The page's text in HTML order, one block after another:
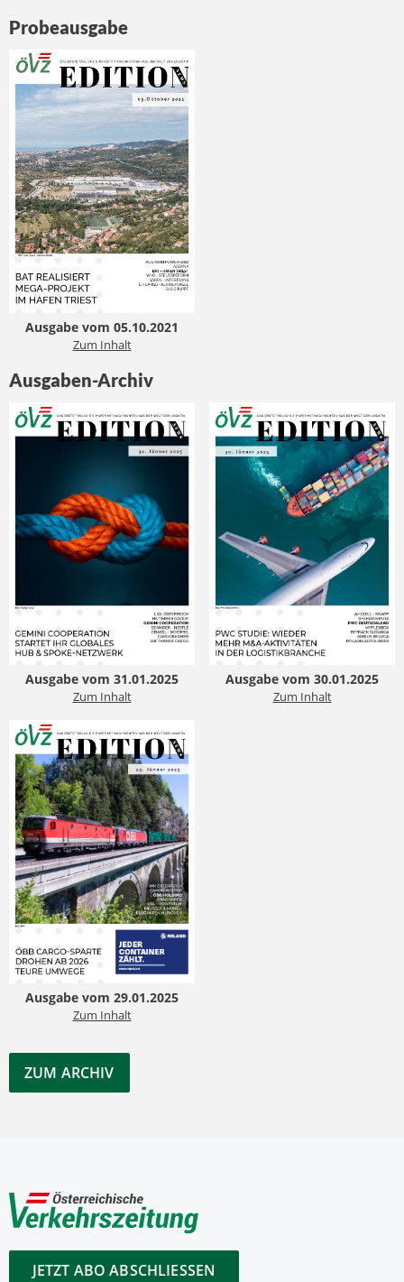
Probeausgabe
Ausgabe vom 05.10.2021
Zum Inhalt
Ausgaben-Archiv
Ausgabe vom 31.01.2025
Zum Inhalt
Ausgabe vom 30.01.2025
Zum Inhalt
Ausgabe vom 29.01.2025
Zum Inhalt
ZUM ARCHIV
JETZT ABO ABSCHLIESSEN